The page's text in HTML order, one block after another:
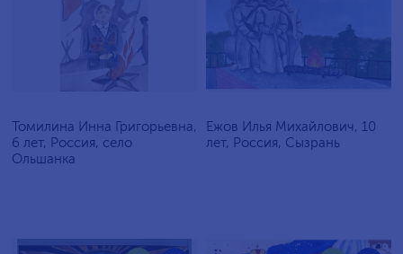
Томилина Инна Григорьевна,
6 лет, Россия, село
Ольшанка
Ежов Илья Михайлович, 10
лет, Россия, Сызрань